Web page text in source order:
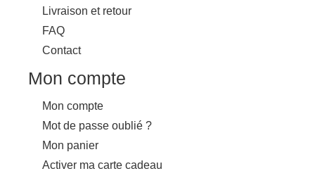
Livraison et retour
FAQ
Contact
Mon compte
Mon compte
Mot de passe oublié ?
Mon panier
Activer ma carte cadeau